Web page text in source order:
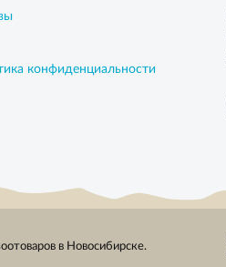
конфиденциальности
в Новосибирске.